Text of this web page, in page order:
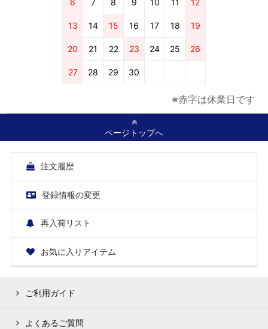
6 7 8 9 10 11 12
13 14 15 16 17 18 19
20 21 22 23 24 25 26
27 28 29 30
※赤字は休業日です
ページトップへ
注文履歴
登録情報の変更
再入荷リスト
お気に入りアイテム
ご利用ガイド
よくあるご質問